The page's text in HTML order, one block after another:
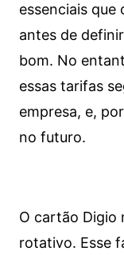
essenciais
antes de
bom. No
essas tarifas
empresa, e,
no futuro.
O cartão Digio
rotativo. Esse